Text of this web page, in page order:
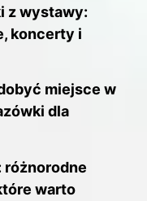
z wystawy:
koncerty i
miejsce w
dla
różnorodne
warto